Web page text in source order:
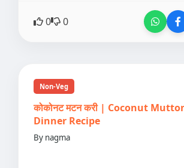
0 0
Non-Veg
कोकोनट मटन करी | Coconut
Dinner Recipe
By nagma